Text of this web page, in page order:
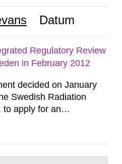
Datum
Regulatory Review
in February 2012
decided on January
Swedish Radiation
to apply for an
(Integrated